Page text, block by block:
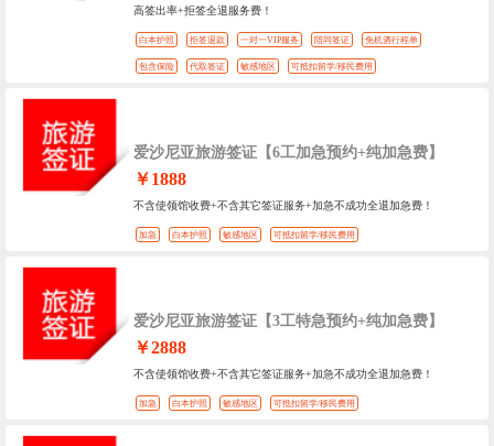
高签出率+拒签全退服务费！
白本护照 拒签退款 一对一VIP服务 陪同签证 免机酒行程单
包含保险 代取签证 敏感地区 可抵扣留学/移民费用
爱沙尼亚旅游签证【6工加急预约+纯加急费】
￥1888
不含使领馆收费+不含其它签证服务+加急不成功全退加急费！
加急 白本护照 敏感地区 可抵扣留学/移民费用
爱沙尼亚旅游签证【3工特急预约+纯加急费】
￥2888
不含使领馆收费+不含其它签证服务+加急不成功全退加急费！
加急 白本护照 敏感地区 可抵扣留学/移民费用